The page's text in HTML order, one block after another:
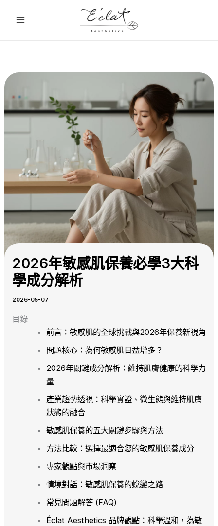
2026年敏感肌保養必學3大科
學成分解析
2026-05-07
目錄
前言：敏感肌的全球挑戰與2026年保養新視角
問題核心：為何敏感肌日益增多？
2026年關鍵成分解析：維持肌膚健康的科學力
量
產業趨勢透視：科學實證、微生態與維持肌膚
狀態的融合
敏感肌保養的五大關鍵步驟與方法
方法比較：選擇最適合您的敏感肌保養成分
專家觀點與市場洞察
情境對話：敏感肌保養的蛻變之路
常見問題解答 (FAQ)
Éclat Aesthetics 品牌觀點：科學溫和，為敏